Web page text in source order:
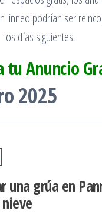
linneo podrían ser
los días siguientes.
tu Anuncio
2025
una grúa en